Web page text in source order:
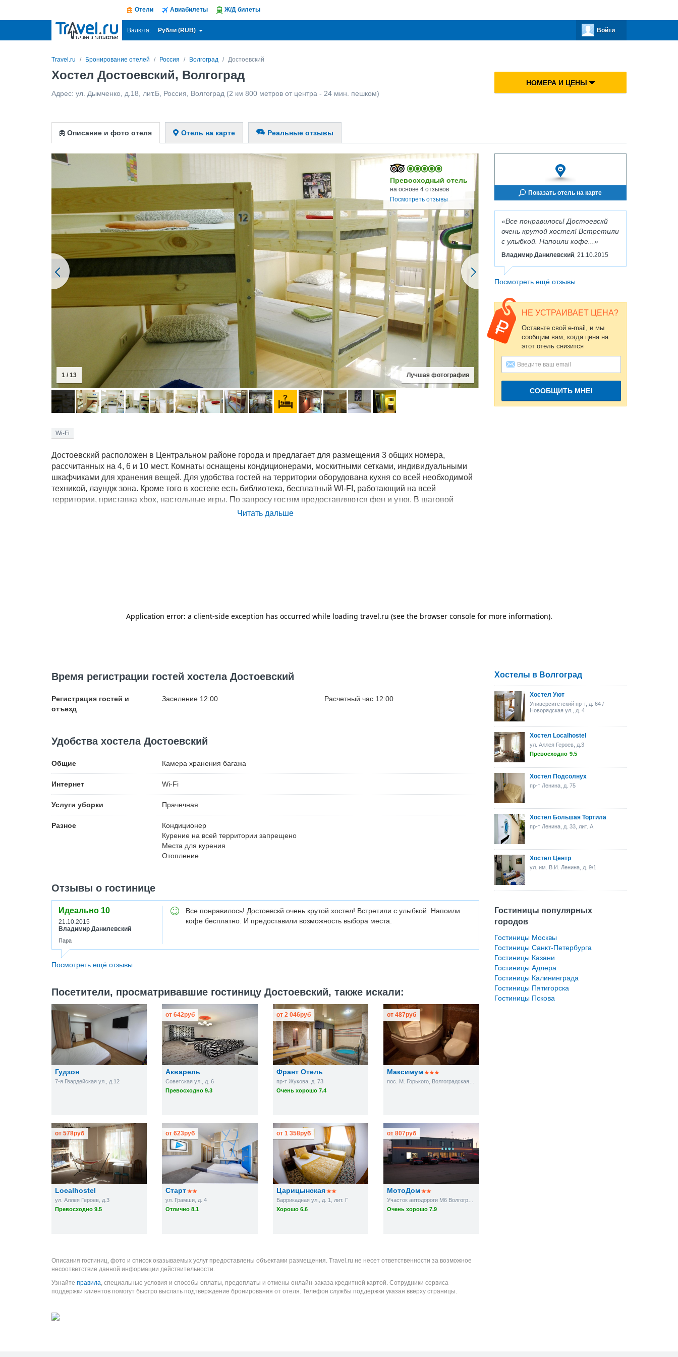
Отели Авиабилеты Ж/Д билеты
Валюта: Рубли (RUB) Войти
Travel.ru Бронирование отелей Россия Волгоград Достоевский
Хостел Достоевский, Волгоград
Адрес: ул. Дымченко, д.18, лит.Б Россия Волгоград (2 км 800 метров от центра - 24 мин. пешком)
НОМЕРА И ЦЕНЫ
Описание и фото отеля Отель на карте Реальные отзывы
Превосходный отель
на основе 4 отзывов
Посмотреть отзывы
2 / 13
Wi-Fi
Достоевский расположен в Центральном районе города и предлагает для размещения 3 общих номера,
рассчитанных на 4, 6 и 10 мест. Комнаты оснащены кондиционерами, москитными сетками, индивидуальными
шкафчиками для хранения вещей. Для удобства гостей на территории оборудована кухня со всей необходимой
техникой, лаундж зона. Кроме того в хостеле есть библиотека, бесплатный WI-FI, работающий на всей
территории, приставка xbox, настольные игры. По запросу гостям предоставляются фен и утюг. В шаговой
доступности расположены памятник Мамаев курган, парк Баку, Панорама Сталинградской битвы, торгово-
Читать дальше
Показать отель на карте
Все понравилось! Достоевскй
очень крутой хостел! Встретили
с улыбкой. Напоили кофе...
Владимир Данилевский, 21.10.2015
Посмотреть ещё отзывы
НЕ УСТРАИВАЕТ ЦЕНА?
Оставьте свой e-mail, и мы
сообщим вам, когда цена на
этот отель снизится
СООБЩИТЬ МНЕ!
Время регистрации гостей хостела Достоевский
Регистрация гостей и
отъезд
Заселение 12:00 Расчетный час 12:00
Удобства хостела Достоевский
Общие Камера хранения багажа
Интернет Wi-Fi
Услуги уборки Прачечная
Разное
Кондиционер
Курение на всей территории запрещено
Места для курения
Отопление
Отзывы о гостинице
Идеально 10
21.10.2015
Владимир Данилевский
Пара
Все понравилось! Достоевскй очень крутой хостел! Встретили с улыбкой. Напоили
кофе бесплатно. И предоставили возможность выбора места.
Посмотреть ещё отзывы
Посетители, просматривавшие гостиницу Достоевский, также искали:
Гудзон
7-я Гвардейская ул., д.12
Акварель
Советская ул., д. 6
Превосходно 9.3
от642руб
Франт Отель
пр-т Жукова, д. 73
Очень хорошо 7.4
от 2 046руб
Максимум
от487руб
Localhostel
ул. Аллея Героев, д.3
Превосходно 9.5
от 578руб
Старт
ул. Грамши, д. 4
Отлично 8.1
от623руб
Царицынская
Баррикадная ул., д. 1, лит. Г
Хорошо 6.6
от 1 358руб
МотоДом
Очень хорошо 7.9
от807руб
Описания гостиниц, фото и список оказываемых услуг предоставлены объектами размещения. Travel.ru не несет ответственности за возможное
несоответствие данной информации действительности.
Узнайте правила, специальные условия и способы оплаты, предоплаты и отмены онлайн-заказа кредитной картой. Сотрудники сервиса
поддержки клиентов помогут быстро выслать подтверждение бронирования от отеля. Телефон службы поддержки указан вверху страницы.
Хостелы в Волгоград
Хостел Уют
Университетский пр-т, д. 64 /
Новорядская ул., д. 4
Хостел Localhostel
ул. Аллея Героев, д.3
Превосходно 9.5
Хостел Подсолнух
пр-т Ленина, д. 75
Хостел Большая Тортила
пр-т Ленина, д. 33, лит. А
Хостел Центр
ул. им. В.И. Ленина, д. 9/1
Гостиницы популярных
городов
Гостиницы Москвы
Гостиницы Санкт-Петербурга
Гостиницы Казани
Гостиницы Адлера
Гостиницы Калининграда
Гостиницы Пятигорска
Гостиницы Пскова